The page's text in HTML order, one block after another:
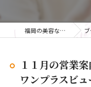
福岡の美容ならONE+BEAUTY ブログ
１１月の営業
ワンプラスビュ